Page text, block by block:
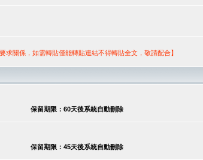
求關係，如需轉貼僅能轉貼連結不得轉貼全文，敬請配合】
保留期限：60天後系統自動刪除
保留期限：45天後系統自動刪除